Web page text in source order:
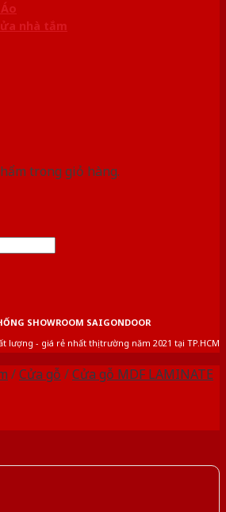
nhà tắm
trong giỏ hàng.
SHOWROOM SAIGONDOOR
lượng - giá rẻ nhất thị trường năm 2021 tại TP.HCM
/Cửa gỗ /Cửa gỗ MDF LAMINATE